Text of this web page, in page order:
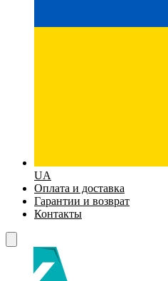
UA
Оплата и доставка
Гарантии и возврат
Контакты